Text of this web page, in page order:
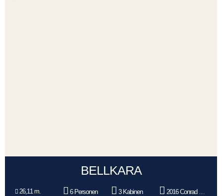
BELLKARA
26,11 m. 6 Personen 3 Kabinen 2016 Conrad Shipyard